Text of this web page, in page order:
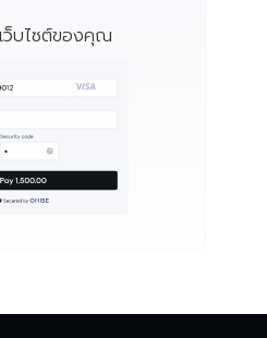
เว็บไซต์ของคุณ